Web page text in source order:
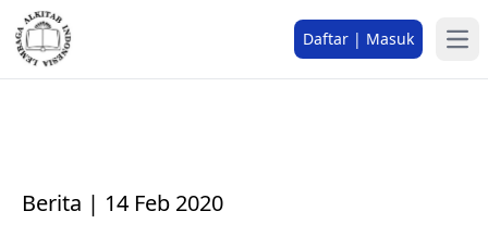
Daftar | Masuk
Berita | 14 Feb 2020